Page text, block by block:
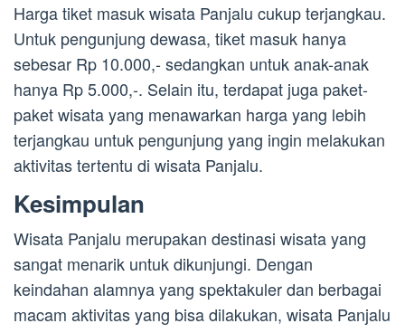
Harga tiket masuk wisata Panjalu cukup terjangkau.
Untuk pengunjung dewasa, tiket masuk hanya
sebesar Rp 10.000,- sedangkan untuk anak-anak
hanya Rp 5.000,-. Selain itu, terdapat juga paket-
paket wisata yang menawarkan harga yang lebih
terjangkau untuk pengunjung yang ingin melakukan
aktivitas tertentu di wisata Panjalu.
Kesimpulan
Wisata Panjalu merupakan destinasi wisata yang
sangat menarik untuk dikunjungi. Dengan
keindahan alamnya yang spektakuler dan berbagai
macam aktivitas yang bisa dilakukan, wisata Panjalu